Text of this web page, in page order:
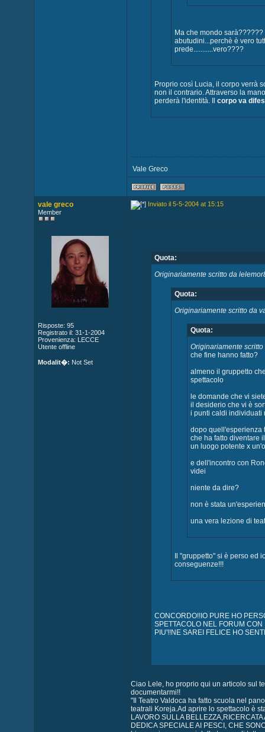
Ma che mondo
abutudini...perchè è vero
prede...........vero????
Proprio così Lucia, il corpo verrà
non il contrario. Attraverso la
perderà l'identità. Ilcorpo va
Vale Greco
vale greco
Member
Risposte: 95
Registrato il: 31-1-2004
Provenienza: LECCE
Utente offline
Modalit�: Not Set
Inviato il 5-5-2004 at 15:15
Quota:
Originariamente scritto da
Quota:
Originariamente scritto da
Quota:
Originariamente
che fine hanno fatto?
almeno il gruppetto
spettacolo
le domande che vi
il desiderio che vi è
i punti caldi individuati
dopo quell'esperienza
che ha fatto diventare
un luogo potente x
e dell'incontro con
videi
niente da dire?
non è stata
una vera lezione di
Il "gruppetto" si è perso
conseguenze!!!
CONCORDO!!IO PURE HO
SPETTACOLO NEL FORUM
PIU'!!NE SAREI FELICE HO
Ciao Lele, ho proprio qui un articolo sul
documentarmi!!
"Il Teatro Valdoca ha fatto scuola nel
teatrali Koreja.Ad aprire lo spettacolo è
LAVORO SULLA
DEDICA SPECIALE AI PESCI, CHE